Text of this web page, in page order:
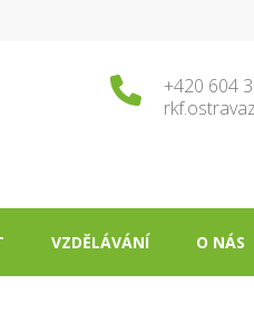
+420 604
VZDĚLÁVÁNÍ O NÁS